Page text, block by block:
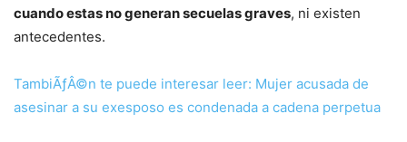
cuando estas no generan secuelas graves, ni existen
antecedentes.
TambiÃƒÂ©n te puede interesar leer: Mujer acusada de
asesinar a su exesposo es condenada a cadena perpetua